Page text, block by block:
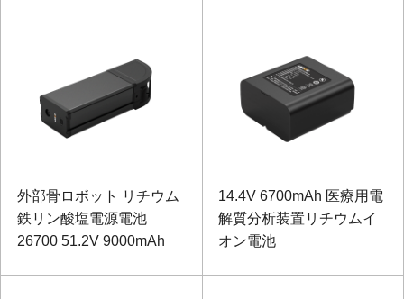
外部骨ロボット リチウム
鉄リン酸塩電源電池
26700 51.2V 9000mAh
14.4V 6700mAh 医療用電
解質分析装置リチウムイ
オン電池